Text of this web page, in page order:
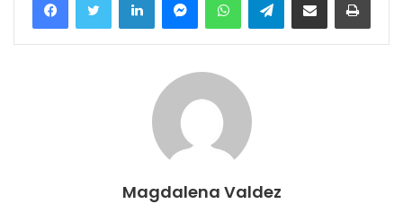
Magdalena Valdez